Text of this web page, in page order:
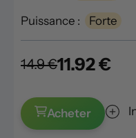
Puissance : Forte
14.9 €11.92 €
Acheter